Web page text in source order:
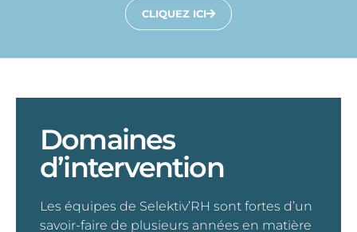
CLIQUEZ ICI
Domaines
d’intervention
Les équipes de Selektiv’RH sont fortes d’un
savoir-faire de plusieurs années en matière